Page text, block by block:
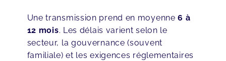
Une transmission prend en moyenne6 à
12 mois. Les délais varient selon le
secteur, la gouvernance (souvent
familiale) et les exigences réglementaires